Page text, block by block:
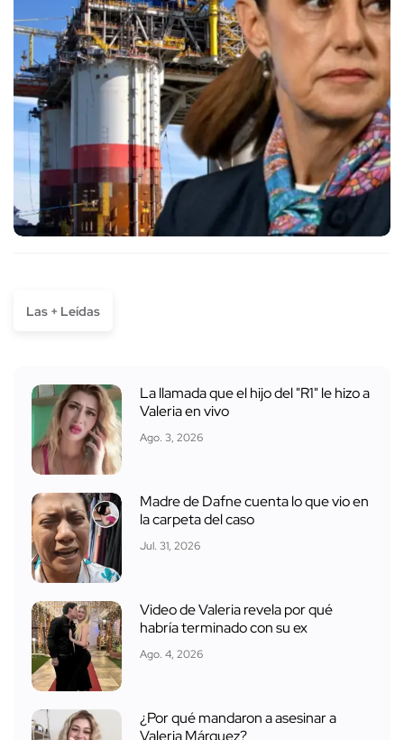
Las + Leídas
La llamada que el hijo del "R1" le hizo a
Valeria en vivo
Ago. 3, 2026
Madre de Dafne cuenta lo que vio en
la carpeta del caso
Jul. 31, 2026
Video de Valeria revela por qué
habría terminado con su ex
Ago. 4, 2026
¿Por qué mandaron a asesinar a
Valeria Márquez?